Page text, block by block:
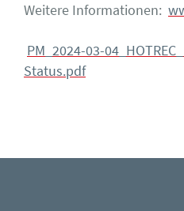
Weitere Informationen:
PM_2024-03-
Status.pdf